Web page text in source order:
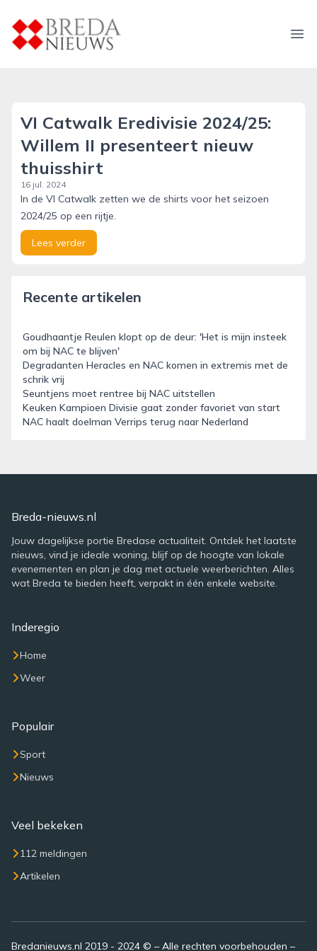
breda-nieuws.nl
VI Catwalk Eredivisie 2024/25:
Willem II presenteert nieuw
thuisshirt
16 jul. 2024
In de VI Catwalk zetten we de shirts voor het seizoen
2024/25 op een rijtje.
Lees verder
Recente artikelen
Goudhaantje Reulen klopt op de deur: 'Het is mijn insteek
om bij NAC te blijven'
Degradanten Heracles en NAC komen in extremis met de
schrik vrij
Seuntjens moet rentree bij NAC uitstellen
Keuken Kampioen Divisie gaat zonder favoriet van start
NAC haalt doelman Verrips terug naar Nederland
Breda-nieuws.nl
Jouw dagelijkse portie Bredase actualiteit. Ontdek het laatste
nieuws, vind je ideale woning, blijf op de hoogte van lokale
evenementen en plan je dag met actuele weerberichten. Alles
wat Breda te bieden heeft, verpakt in één enkele website.
Inderegio
Home
Weer
Populair
Sport
Nieuws
Veel bekeken
112 meldingen
Artikelen
Bredanieuws.nl 2019 - 2024 © – Alle rechten voorbehouden –